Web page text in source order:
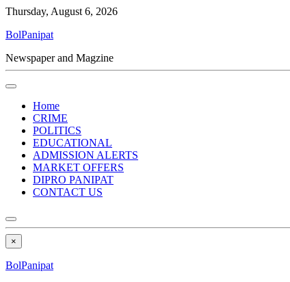
Thursday, August 6, 2026
BolPanipat
Newspaper and Magzine
Home
CRIME
POLITICS
EDUCATIONAL
ADMISSION ALERTS
MARKET OFFERS
DIPRO PANIPAT
CONTACT US
×
BolPanipat